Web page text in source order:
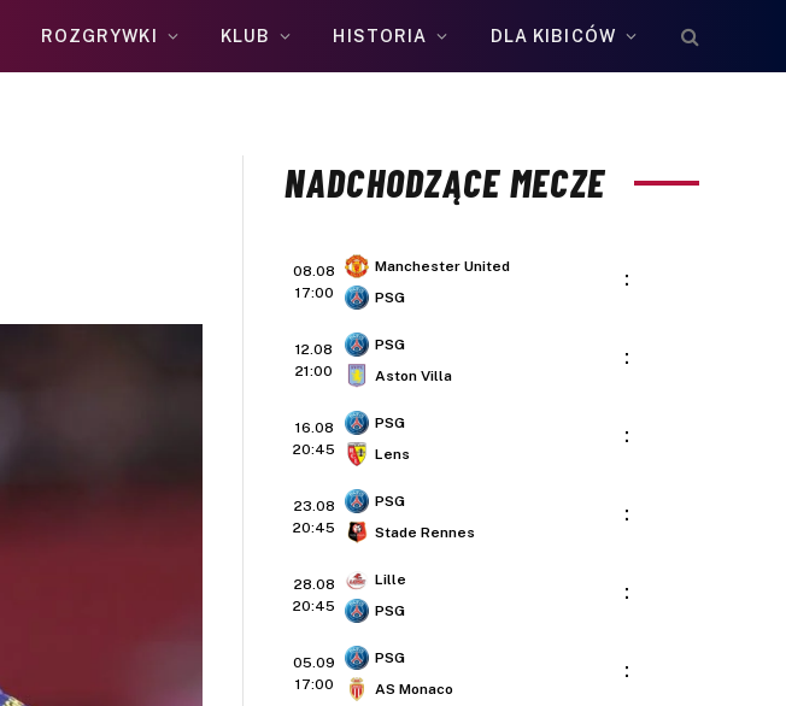
ROZGRYWKI KLUB HISTORIA DLA KIBICÓW
NADCHODZĄCE MECZE
08.08
17:00
Manchester United
PSG
:
12.08
21:00
PSG
Aston Villa
:
16.08
20:45
PSG
Lens
:
23.08
20:45
PSG
Stade Rennes
:
28.08
20:45
Lille
PSG
:
05.09
17:00
PSG
AS Monaco
: